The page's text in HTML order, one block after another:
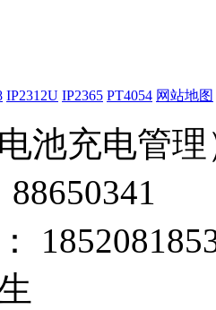
IP2312U IP2365 PT4054 网站地图
池充电管理